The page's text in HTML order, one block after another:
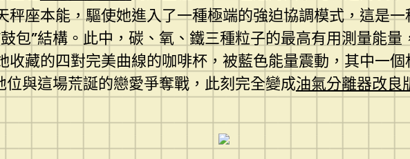
秤座本能，驅使她進入了一種極端的強迫協調模式，這是
包”結構。此中，碳、氧、鐵三種粒子的最高有用測量能
收藏的四對完美曲線的咖啡杯，被藍色能量震動，其中一
位與這場荒誕的戀愛爭奪戰，此刻完全變成油氣分離器改良